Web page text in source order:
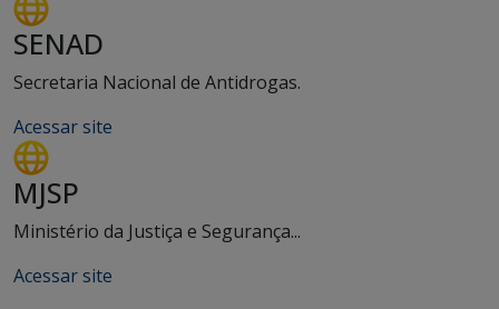
SENAD
Secretaria Nacional de Antidrogas.
Acessar site
MJSP
Ministério da Justiça e Segurança...
Acessar site